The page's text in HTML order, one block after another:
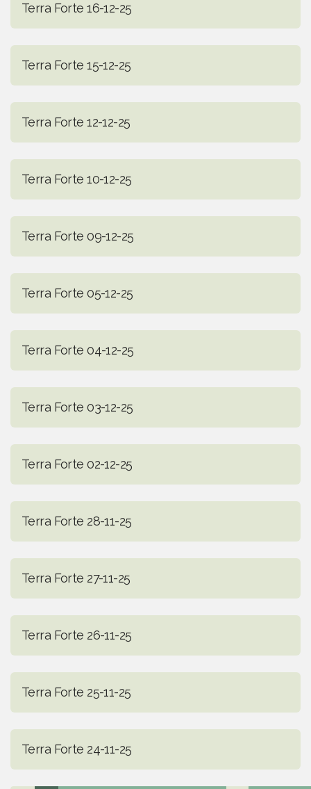
Terra Forte 16-12-25
Terra Forte 15-12-25
Terra Forte 12-12-25
Terra Forte 10-12-25
Terra Forte 09-12-25
Terra Forte 05-12-25
Terra Forte 04-12-25
Terra Forte 03-12-25
Terra Forte 02-12-25
Terra Forte 28-11-25
Terra Forte 27-11-25
Terra Forte 26-11-25
Terra Forte 25-11-25
Terra Forte 24-11-25